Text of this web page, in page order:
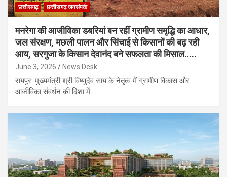
छत्तीसगढ़ छत्तीसगढ़ जनसंपर्क
मनरेगा की आजीविका डबरियां बन रहीं ग्रामीण समृद्धि का आधार,
जल संरक्षण, मछली पालन और सिंचाई से किसानों की बढ़ रही
आय, सरगुजा के किसान देवानंद बने सफलता की मिसाल…..
June 3, 2026 News Desk
रायपुर: मुख्यमंत्री श्री विष्णुदेव साय के नेतृत्व में ग्रामीण विकास और
आजीविका संवर्धन की दिशा में…